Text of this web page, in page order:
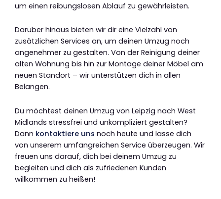
um einen reibungslosen Ablauf zu gewährleisten.
Darüber hinaus bieten wir dir eine Vielzahl von
zusätzlichen Services an, um deinen Umzug noch
angenehmer zu gestalten. Von der Reinigung deiner
alten Wohnung bis hin zur Montage deiner Möbel am
neuen Standort – wir unterstützen dich in allen
Belangen.
Du möchtest deinen Umzug von Leipzig nach West
Midlands stressfrei und unkompliziert gestalten?
Dann kontaktiere uns noch heute und lasse dich
von unserem umfangreichen Service überzeugen. Wir
freuen uns darauf, dich bei deinem Umzug zu
begleiten und dich als zufriedenen Kunden
willkommen zu heißen!